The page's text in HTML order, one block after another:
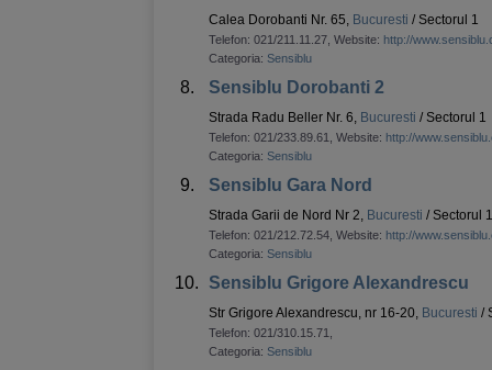
Calea Dorobanti Nr. 65, Bucuresti / Sectorul 1
Telefon: 021/211.11.27 , Website: http://
Categoria: Sensiblu
8. Sensiblu Dorobanti 2
Strada Radu Beller Nr. 6, Bucuresti / Sectorul 1
Telefon: 021/233.89.61 , Website: http://
Categoria: Sensiblu
9. Sensiblu Gara Nord
Strada Garii de Nord Nr 2, Bucuresti / Sectorul 1
Telefon: 021/212.72.54 , Website: http://
Categoria: Sensiblu
10. Sensiblu Grigore Alexandrescu
Str Grigore Alexandrescu, nr 16-20, Bucuresti /
Telefon: 021/310.15.71
Categoria: Sensiblu